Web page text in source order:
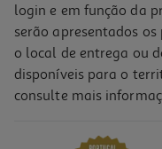
Cuecas Menstruais
login e em função da
serão apresentados
o local de entrega ou
disponíveis para o
consulte mais